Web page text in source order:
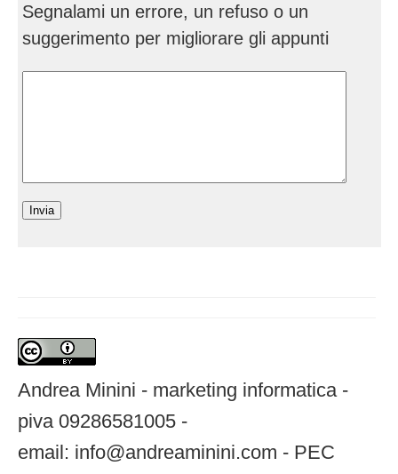
Segnalami un errore, un refuso o un
suggerimento per migliorare gli appunti
Andrea Minini - marketing informatica -
piva 09286581005 -
email: info@andreaminini.com - PEC